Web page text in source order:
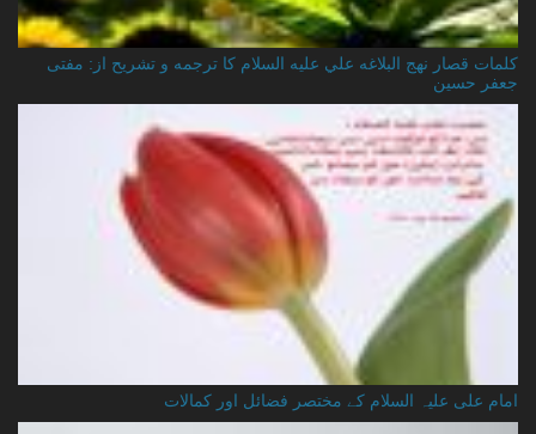
کلمات قصار نهج البلاغه علي عليه السلام کا ترجمه و تشریح از: مفتی
جعفر حسین
امام علی علیہ السلام کے مختصر فضائل اور کمالات